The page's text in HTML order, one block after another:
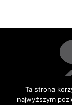
Ta strona
najwyższym